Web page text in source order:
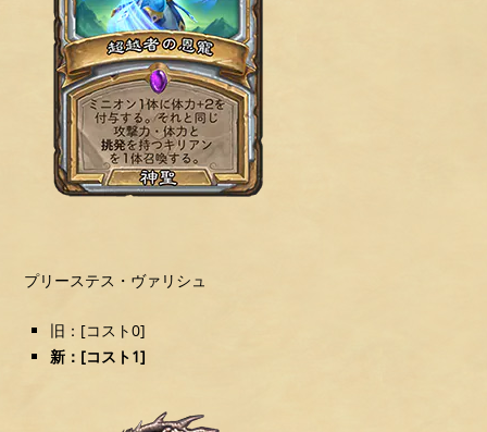
プリーステス・ヴァリシュ
旧：[コスト0]
新：[コスト1]